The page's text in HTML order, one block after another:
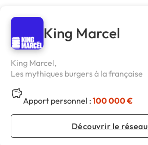
King Marcel
King Marcel,
Les mythiques burgers à la française
Apport personnel :100 000 €
Découvrir le réseau